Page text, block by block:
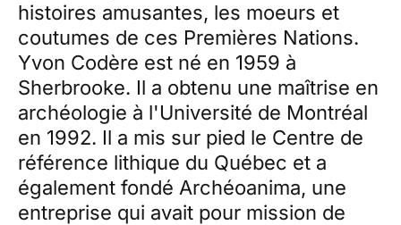
histoires amusantes, les moeurs et
coutumes de ces Premières Nations.
Yvon Codère est né en 1959 à
Sherbrooke. Il a obtenu une maîtrise en
archéologie à l'Université de Montréal
en 1992. Il a mis sur pied le Centre de
référence lithique du Québec et a
également fondé Archéoanima, une
entreprise qui avait pour mission de